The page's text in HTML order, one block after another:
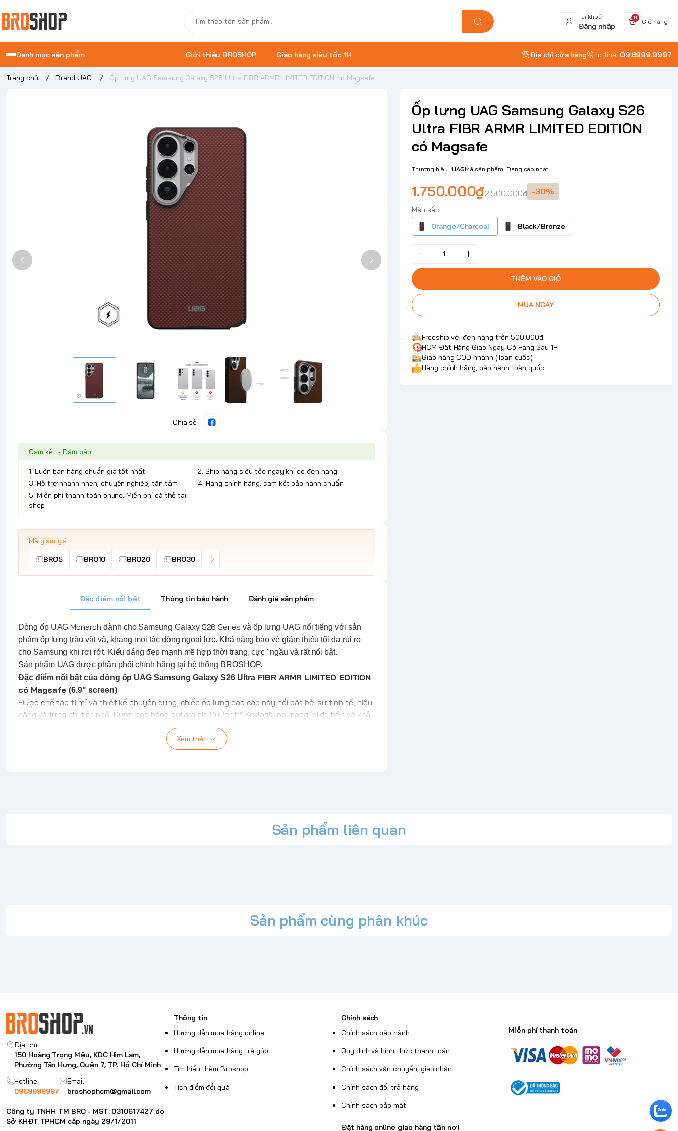
Tài khoản
Đăng nhập
0
Giỏ hàng
Danh mục sản phẩm Giới thiệu BROSHOP Giao hàng siêu tốc 1H Địa chỉ cửa hàng Hotline: 09.6999.9997
Trang chủ / Brand UAG / Ốp lưng UAG Samsung Galaxy S26 Ultra FIBR ARMR LIMITED EDITION có Magsafe
Chia sẻ
Ốp lưng UAG Samsung Galaxy S26
Ultra FIBR ARMR LIMITED EDITION
có Magsafe
Thương hiệu: UAGMã sản phẩm: Đang cập nhật
1.750.000₫2.500.000₫ -30%
Màu sắc
Orange/Charcoal
Black/Bronze
THÊM VÀO GIỎ
MUA NGAY
Freeship với đơn hàng trên 500.000đ
HCM Đặt Hàng Giao Ngay Có Hàng Sau 1H
Giao hàng COD nhanh (Toàn quốc)
Hàng chính hãng, bảo hành toàn quốc
Cam kết - Đảm bảo
1. Luôn bán hàng chuẩn giá tốt nhất
2. Ship hàng siêu tốc ngay khi có đơn hàng
3. Hỗ trợ nhanh nhẹn, chuyên nghiệp, tận tâm
4. Hàng chính hãng, cam kết bảo hành chuẩn
5. Miễn phí thanh toán online, Miễn phí cà thẻ tại
shop
Mã giảm giá
BRO5 BRO10 BRO20 BRO30
Đặc điểm nổi bật Thông tin bảo hành Đánh giá sản phẩm
Dòng ốp UAG Monarch dành cho Samsung Galaxy S26 Series và ốp lưng UAG nổi tiếng với sản
phẩm ốp lưng trâu vật vã, kháng mọi tác động ngoại lực. Khả năng bảo vệ giảm thiểu tối đa rủi ro
cho Samsung khi rơi rớt. Kiểu dáng đẹp mạnh mẽ hợp thời trang, cực "ngầu và rất nổi bật.
Sản phẩm UAGđược phân phối chính hãng tại hệ thống BROSHOP.
Đặc điểm nổi bật của dòng ốp UAG Samsung Galaxy S26 UltraFIBR ARMR LIMITED EDITION
có Magsafe(6.9" screen)
Được chế tác tỉ mỉ và thiết kế chuyên dụng, chiếc ốp lưng cao cấp này nổi bật bởi sự tinh tế, hiệu
năng và từng chi tiết nhỏ. Được bọc bằng sợi aramid DuPont™ Kevlar®, nó mang lại độ bền và khả
năng chịu nhiệt vượt trội trong một thiết kế mỏng nhẹ đến khó tin. Các đường nét thanh thoát,
các góc cạnh được bo tròn và những điểm nhấn kim loại tinh tế tạo nên một vẻ ngoài sang trọng.
Sợi aramid chịu nhiệt, được xử lý nhiệt, bao bọc liền mạch quanh
Tấm lưng PC đúc liền và viền TPU mang lại khả năng bảo vệ va đập cân
Trọn bộ:Nguyên hộp.
Xem thêm
Sản phẩm liên quan
Sản phẩm cùng phân khúc
Địa chỉ
150 Hoàng Trọng Mậu, KDC Him Lam,
Phường Tân Hưng, Quận 7, TP. Hồ Chí Minh
Hotline
0969999997
Email
broshophcm@gmail.com
Công ty TNHH TM BRO - MST: 0310617427 do
Sở KHĐT TPHCM cấp ngày 29/1/2011
Thông tin
Hướng dẫn mua hàng online
Hướng dẫn mua hàng trả góp
Tìm hiểu thêm Broshop
Tích điểm đổi quà
Chính sách
Chính sách bảo hành
Quy định và hình thức thanh toán
Chính sách vận chuyển, giao nhận
Chính sách đổi trả hàng
Chính sách bảo mật
Đặt hàng online giao hàng tận nơi
Miễn phí thanh toán